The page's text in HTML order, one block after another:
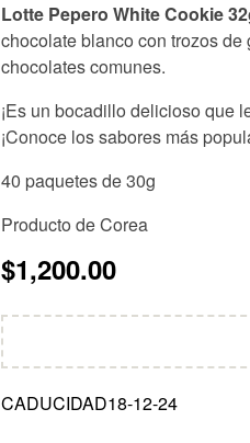
Lotte Pepero White Cookie
chocolate blanco con trozos
chocolates comunes.
¡Es un bocadillo delicioso que
¡Conoce los sabores más
40 paquetes de 30g
Producto de Corea
$1,200.00
CADUCIDAD18-12-24